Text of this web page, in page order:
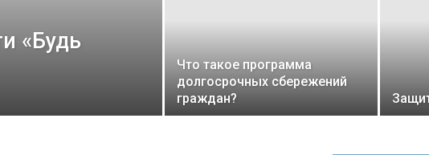
«Будь
Что такое программа
долгосрочных сбережений
граждан?